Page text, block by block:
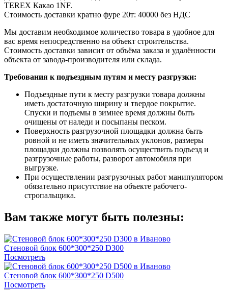
TEREX Какао 1NF.
Стоимость доставки кратно фуре 20т: 40000 без НДС
Мы доставим необходимое количество товара в удобное для
вас время непосредственно на объект строительства.
Стоимость доставки зависит от объёма заказа и удалённости
объекта от завода-производителя или склада.
Требования к подъездным путям и месту разгрузки:
Подъездные пути к месту разгрузки товара должны
иметь достаточную ширину и твердое покрытие.
Спуски и подъемы в зимнее время должны быть
очищены от наледи и посыпаны песком.
Поверхность разгрузочной площадки должна быть
ровной и не иметь значительных уклонов, размеры
площадки должны позволять осуществить подъезд и
разгрузочные работы, разворот автомобиля при
выгрузке.
При осуществлении разгрузочных работ манипулятором
обязательно присутствие на объекте рабочего-
стропальщика.
Вам также могут быть полезны:
Стеновой блок 600*300*250 D300
Посмотреть
Стеновой блок 600*300*250 D500
Посмотреть